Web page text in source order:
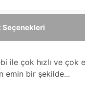
Seçenekleri
ile çok hızlı ve
emin bir şekilde...